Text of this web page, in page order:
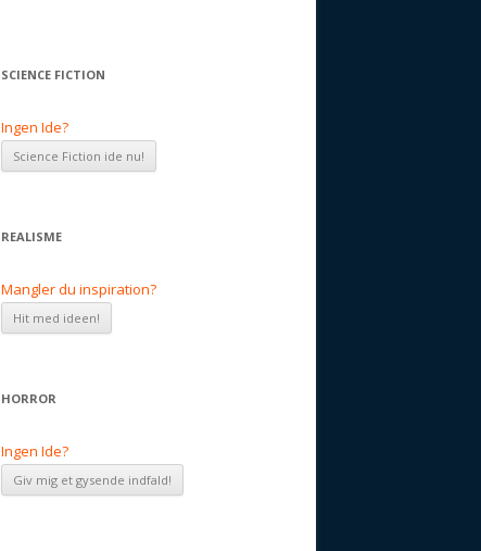
SCIENCE FICTION
Ingen Ide?
REALISME
Mangler du inspiration?
HORROR
Ingen Ide?